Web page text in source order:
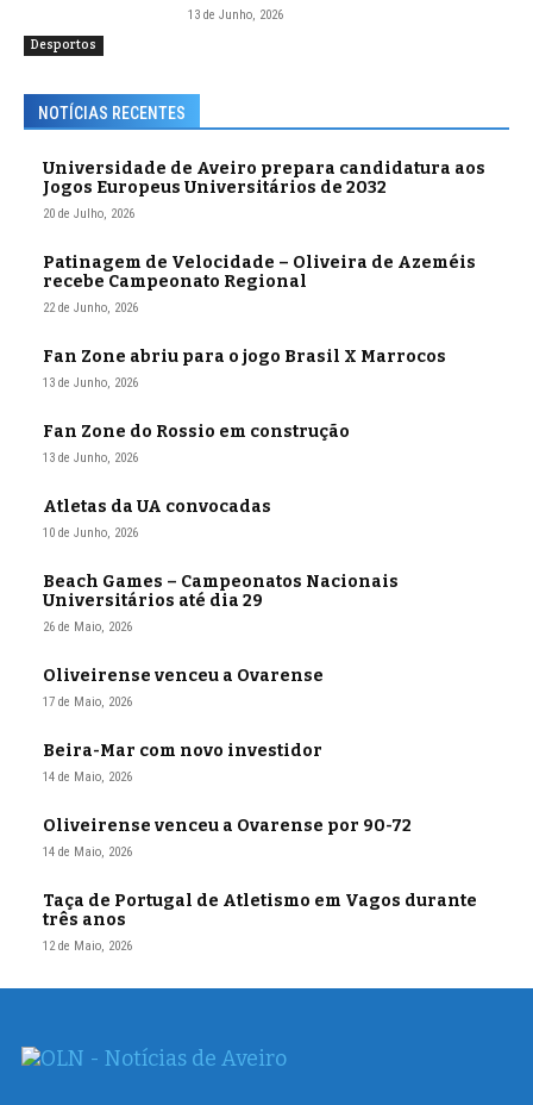
Desportos
13 de Junho, 2026
NOTÍCIAS RECENTES
Universidade de Aveiro prepara candidatura aos
Jogos Europeus Universitários de 2032
20 de Julho, 2026
Patinagem de Velocidade – Oliveira de Azeméis
recebe Campeonato Regional
22 de Junho, 2026
Fan Zone abriu para o jogo Brasil X Marrocos
13 de Junho, 2026
Fan Zone do Rossio em construção
13 de Junho, 2026
Atletas da UA convocadas
10 de Junho, 2026
Beach Games – Campeonatos Nacionais
Universitários até dia 29
26 de Maio, 2026
Oliveirense venceu a Ovarense
17 de Maio, 2026
Beira-Mar com novo investidor
14 de Maio, 2026
Oliveirense venceu a Ovarense por 90-72
14 de Maio, 2026
Taça de Portugal de Atletismo em Vagos durante
três anos
12 de Maio, 2026